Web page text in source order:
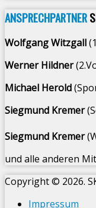
ANSPRECHPARTNER
Wolfgang Witzgall
Werner Hildner
Michael Herold
Siegmund Kremer
Siegmund Kremer
und alle anderen
Copyright © 2026.
Impressum